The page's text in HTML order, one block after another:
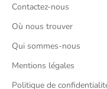
Contactez-nous
Où nous trouver
Qui sommes-nous
Mentions légales
Politique de